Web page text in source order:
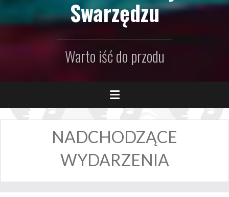
Swarzędzu
Warto iść do przodu
NADCHODZĄCE
WYDARZENIA